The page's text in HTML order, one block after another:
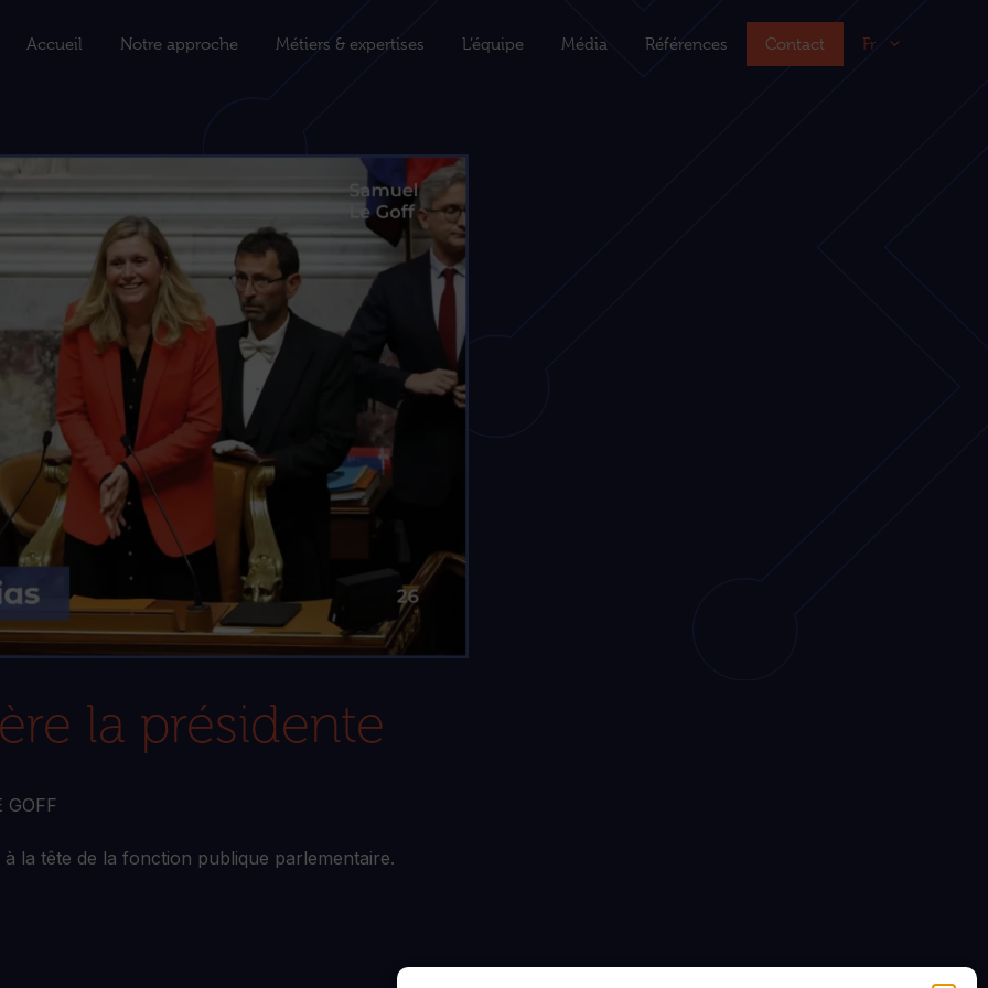
Accueil Notre approche Métiers & expertises L’équipe Média Références Contact Fr
la présidente
GOFF
la tête de la fonction publique parlementaire.